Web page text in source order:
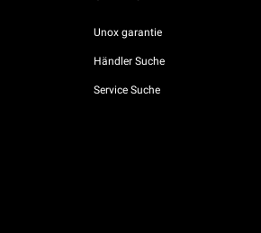
Unox garantie
Händler Suche
Service Suche